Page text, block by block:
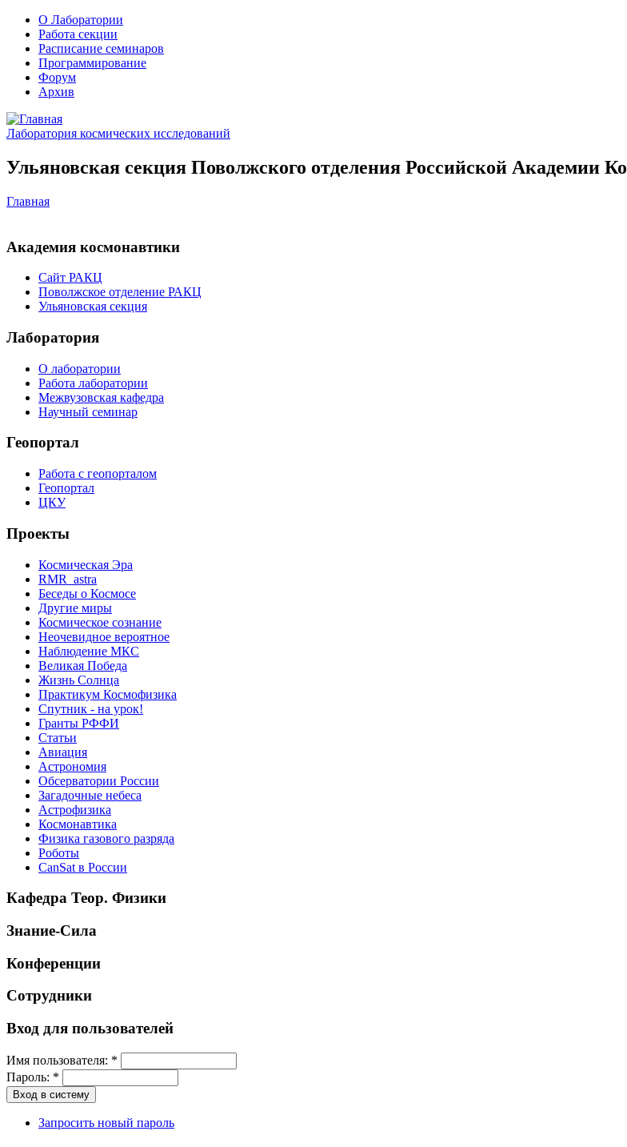
О Лаборатории
Работа секции
Расписание семинаров
Программирование
Форум
Архив
Лаборатория космических исследований
Ульяновская секция Поволжского отделения Российской Академии
Главная
Академия космонавтики
Сайт РАКЦ
Поволжское отделение РАКЦ
Ульяновская секция
Лаборатория
О лаборатории
Работа лаборатории
Межвузовская кафедра
Научный семинар
Геопортал
Работа с геопорталом
Геопортал
ЦКУ
Проекты
Космическая Эра
RMR_astra
Беседы о Космосе
Другие миры
Космическое сознание
Неочевидное вероятное
Наблюдение МКС
Великая Победа
Жизнь Солнца
Практикум Космофизика
Спутник - на урок!
Гранты РФФИ
Статьи
Авиация
Астрономия
Обсерватории России
Загадочные небеса
Астрофизика
Космонавтика
Физика газового разряда
Роботы
CanSat в России
Кафедра Теор. Физики
Знание-Сила
Конференции
Сотрудники
Вход для пользователей
Имя пользователя: *
Пароль: *
Запросить новый пароль